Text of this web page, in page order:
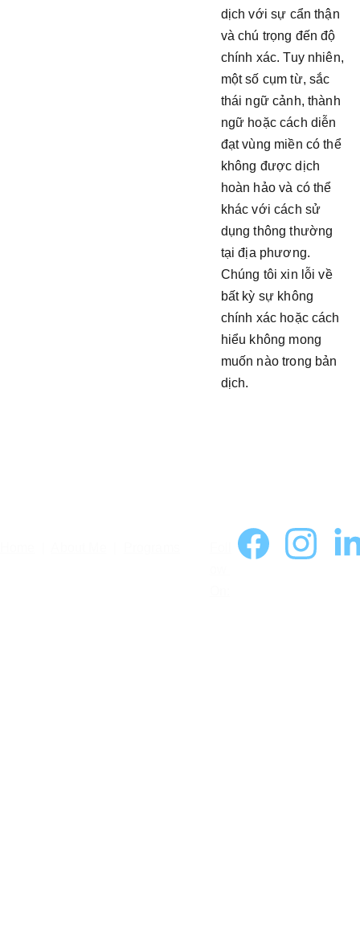
dịch với sự cẩn thận
và chú trọng đến độ
chính xác. Tuy nhiên,
một số cụm từ, sắc
thái ngữ cảnh, thành
ngữ hoặc cách diễn
đạt vùng miền có thể
không được dịch
hoàn hảo và có thể
khác với cách sử
dụng thông thường
tại địa phương.
Chúng tôi xin lỗi về
bất kỳ sự không
chính xác hoặc cách
hiểu không mong
muốn nào trong bản
dịch.